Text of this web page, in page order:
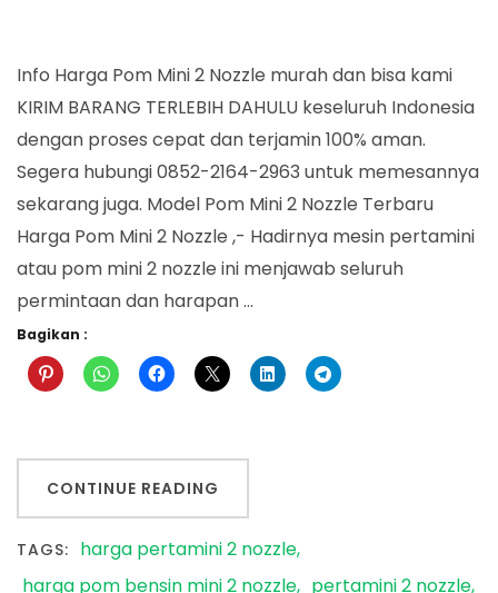
Mini
2
Nozzle
Info Harga Pom Mini 2 Nozzle murah dan bisa kami
KIRIM BARANG TERLEBIH DAHULU keseluruh Indonesia
dengan proses cepat dan terjamin 100% aman.
Segera hubungi 0852-2164-2963 untuk memesannya
sekarang juga. Model Pom Mini 2 Nozzle Terbaru
Harga Pom Mini 2 Nozzle ,- Hadirnya mesin pertamini
atau pom mini 2 nozzle ini menjawab seluruh
permintaan dan harapan …
Bagikan :
CONTINUE READING
TAGS: harga pertamini 2 nozzle
harga pom bensin mini 2 nozzle
pertamini 2 nozzle